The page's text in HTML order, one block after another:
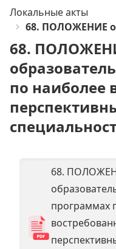
Локальные акты
68. ПОЛОЖЕНИЕ
68.
по наиболее
68.
программах